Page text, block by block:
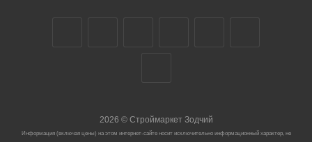
2026 ©Строймаркет Зодчий
Информация (включая цены) на этом интернет-сайте носит исключительно информационный характер, не